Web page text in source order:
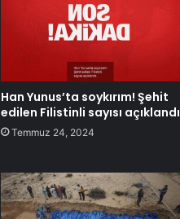
Han Yunus’ta soykırım! Şehit
edilen Filistinli sayısı açıklandı
Temmuz 24, 2024